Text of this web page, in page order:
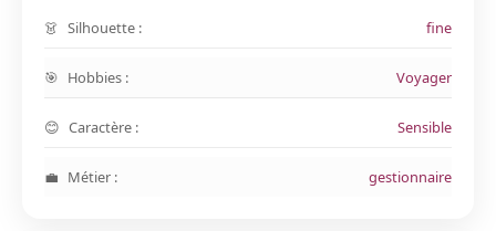
Silhouette : fine
Hobbies : Voyager
Caractère : Sensible
Métier : gestionnaire